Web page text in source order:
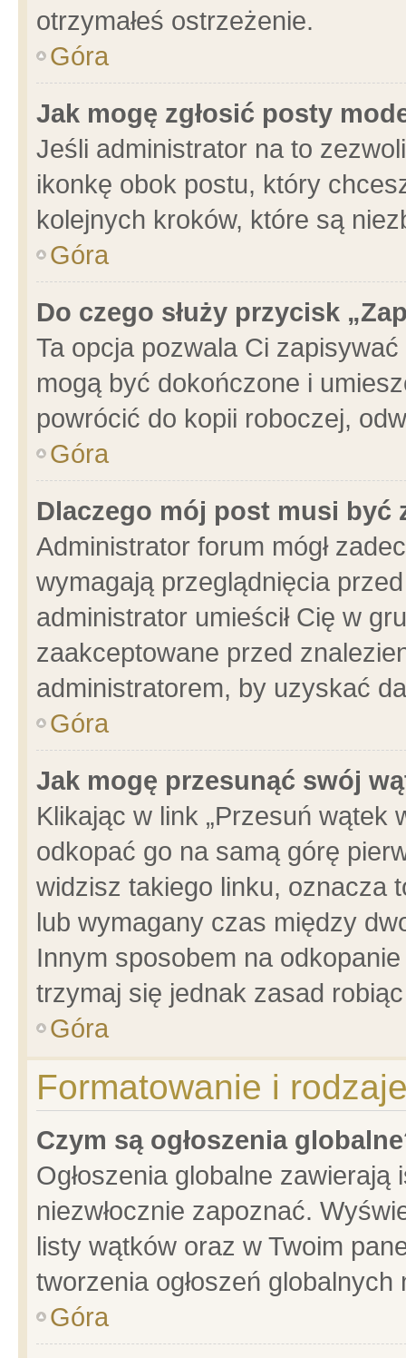
otrzymałeś ostrzeżenie.
Góra
Jak mogę zgłosić posty
Jeśli administrator na to
ikonkę obok postu, który
kolejnych kroków, które są
Góra
Do czego służy przycisk
Ta opcja pozwala Ci
mogą być dokończone i
powrócić do kopii roboczej,
Góra
Dlaczego mój post musi być
Administrator forum mógł
wymagają przeglądnięcia
administrator umieścił Cię w
zaakceptowane przed
administratorem, by uzyskać
Góra
Jak mogę przesunąć swój
Klikając w link „Przesuń wątek
odkopać go na samą górę
widzisz takiego linku, oznacza
lub wymagany czas między
Innym sposobem na
trzymaj się jednak zasad
Góra
Formatowanie i
Czym są ogłoszenia
Ogłoszenia globalne
niezwłocznie zapoznać.
listy wątków oraz w Twoim
tworzenia ogłoszeń
Góra